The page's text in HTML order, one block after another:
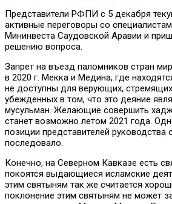
Представители РФПИ с 5 декабря
активные переговоры со
Мининвеста Саудовской Аравии и
решению вопроса.
Запрет на въезд паломников стран
в 2020 г. Мекка и Медина, где
не доступны для верующих,
убежденных в том, что это деяние
мусульман. Желающие совершить хадж
станет возможно летом 2021 года.
позиции представителей руководства
последовало.
Конечно, на Северном Кавказе есть
покоятся выдающиеся исламские
этим святыням так же считается
поклонение этим святыням не может